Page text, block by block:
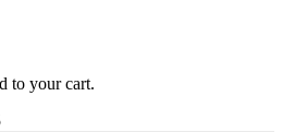
to your cart.